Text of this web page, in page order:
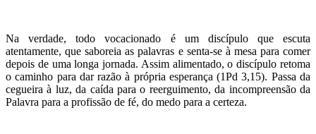
Na verdade, todo vocacionado é um discípulo que escuta
atentamente, que saboreia as palavras e senta-se à mesa para comer
depois de uma longa jornada. Assim alimentado, o discípulo retoma
o caminho para dar razão à própria esperança (1Pd 3,15). Passa da
cegueira à luz, da caída para o reerguimento, da incompreensão da
Palavra para a profissão de fé, do medo para a certeza.